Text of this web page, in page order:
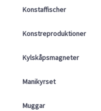
Konstaffischer
Konstreproduktioner
Kylskåpsmagneter
Manikyrset
Muggar